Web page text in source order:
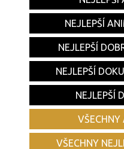
NEJLEPŠÍ
NEJLEPŠÍ
NEJLEPŠÍ
NEJLEPŠÍ
VŠECHNY
VŠECHNY